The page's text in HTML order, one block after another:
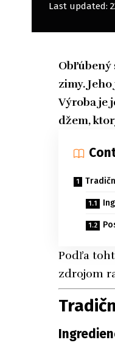
Last updated:
Obľúbený
zimy.
Výroba je
džem,
Podľa
zdrojom